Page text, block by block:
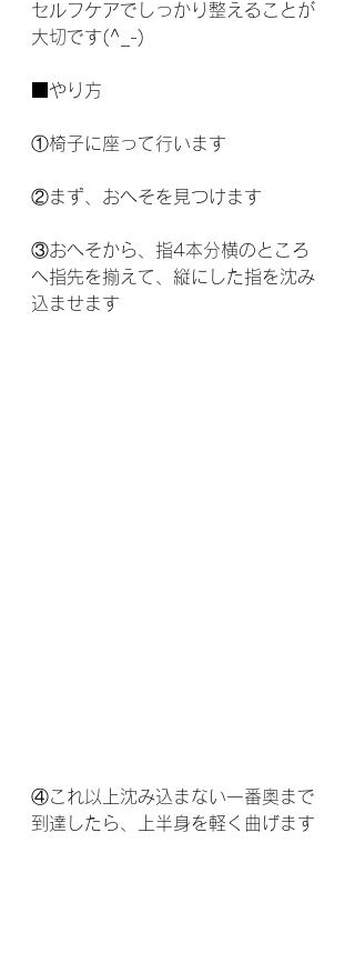
セルフケアでしっかり整えることが
大切です(^_-)
■やり方
①椅子に座って行います
②まず、おへそを見つけます
③おへそから、指4本分横のところ
へ指先を揃えて、縦にした指を沈み
込ませます
④これ以上沈み込まない一番奥まで
到達したら、上半身を軽く曲げます